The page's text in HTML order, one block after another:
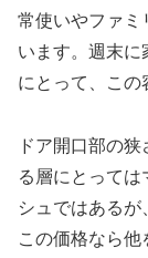
常使いやファミ
います。週末に
にとって、この
ドア開口部の
る層にとって
シュではある
この価格なら